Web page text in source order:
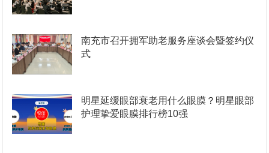
南充市召开拥军助老服务座谈会暨签约仪
式
明星延缓眼部衰老用什么眼膜？明星眼部
护理挚爱眼膜排行榜10强